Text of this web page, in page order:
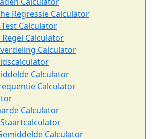
Regressie Calculator
Calculator
Calculator
Calculator
Calculator
Calculator
Calculator
Calculator